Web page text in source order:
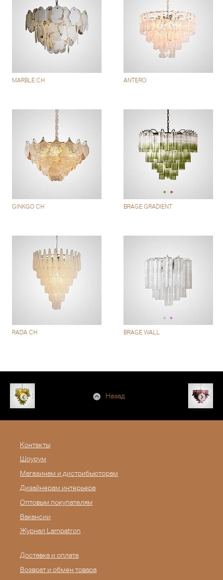
MARBLE CH ANTERO
GINKGO CH BRAGE GRADIENT
RADA CH BRAGE WALL
Назад
Контакты
Шоурум
Магазинам и дистрибьюторам
Дизайнерам интерьера
Оптовым покупателям
Вакансии
Журнал Lampatron
Доставка и оплата
Возврат и обмен товара